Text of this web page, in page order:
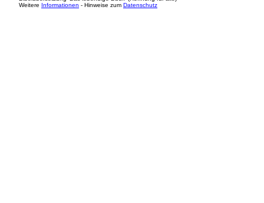
Weitere Informationen - Hinweise zum Datenschutz